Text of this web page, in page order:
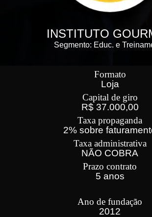
INSTITUTO
Segmento: Educ. e
Formato
Loja
Capital de giro
R$ 37.000,00
Taxa propaganda
2% sobre
Taxa administrativa
NÃO COBRA
Prazo contrato
5 anos
Ano de fundação
2012